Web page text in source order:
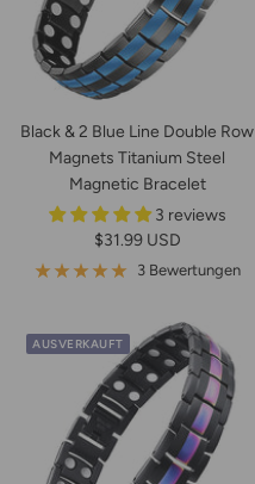
Black & 2 Blue Line Double Row
Magnets Titanium Steel
Magnetic Bracelet
3 reviews
Angebotspreis
$31.99 USD
3 Bewertungen
AUSVERKAUFT